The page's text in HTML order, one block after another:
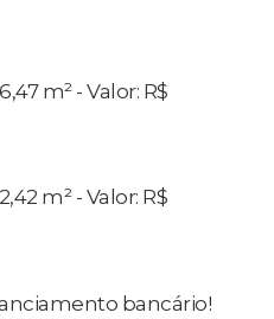
m² - Valor: R$
m² - Valor: R$
bancário!